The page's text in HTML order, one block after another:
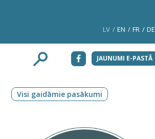
LV EN FR DE
JAUNUMI E-PASTĀ
Visi gaidāmie pasākumi